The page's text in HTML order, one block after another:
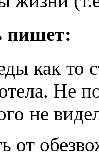
пишет:
как то
Не
не
от